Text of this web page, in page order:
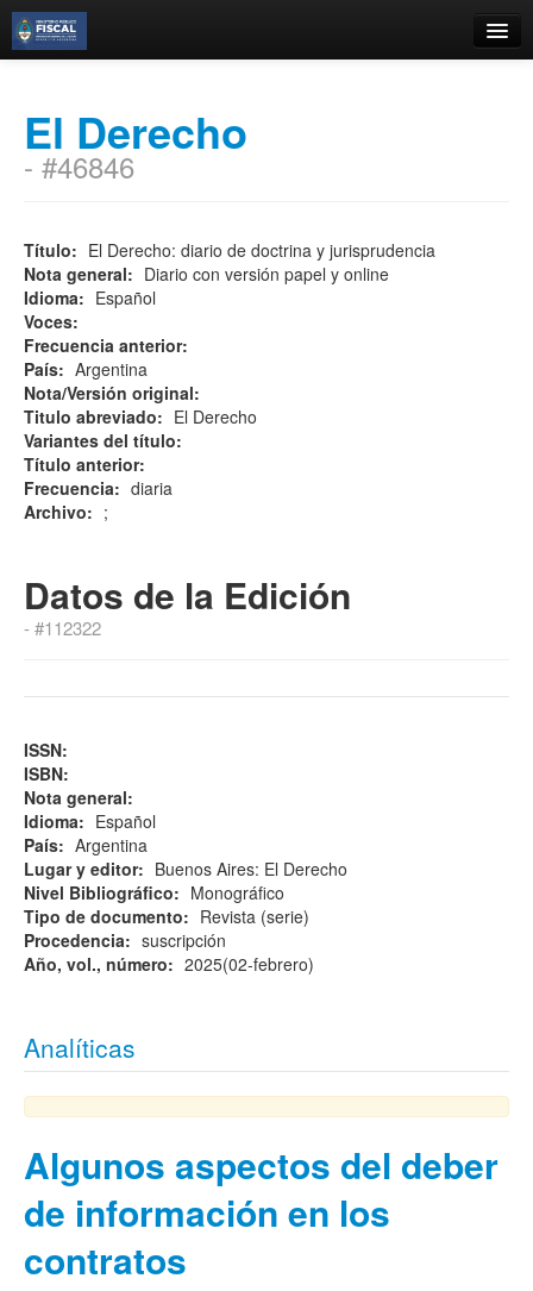
Búsqueda Avanzada
Estantes Virtuales
Contacto
Iniciar sesión
El Derecho
- #46846
Título: El Derecho: diario de doctrina y jurisprudencia
Nota general: Diario con versión papel y online
Idioma: Español
Voces:
Frecuencia anterior:
País: Argentina
Nota/Versión original:
Titulo abreviado: El Derecho
Variantes del título:
Título anterior:
Frecuencia: diaria
Archivo: ;
Datos de la Edición
- #112322
ISSN:
ISBN:
Nota general:
Idioma: Español
País: Argentina
Lugar y editor: Buenos Aires: El Derecho
Nivel Bibliográfico: Monográfico
Tipo de documento: Revista (serie)
Procedencia: suscripción
Año, vol., número: 2025(02-febrero)
Analíticas
Algunos aspectos del deber
de información en los
contratos